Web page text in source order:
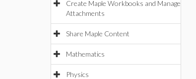
Create Maple Workbooks and Manage
Attachments
Share Maple Content
Mathematics
Physics